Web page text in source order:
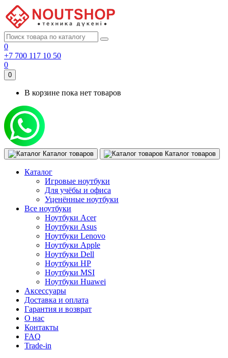
0
+7 700 117 10 50
0
0
В корзине пока нет товаров
Каталог товаров Каталог товаров
Каталог
Игровые ноутбуки
Для учёбы и офиса
Уценённые ноутбуки
Все ноутбуки
Ноутбуки Acer
Ноутбуки Asus
Ноутбуки Lenovo
Ноутбуки Apple
Ноутбуки Dell
Ноутбуки HP
Ноутбуки MSI
Ноутбуки Huawei
Аксессуары
Доставка и оплата
Гарантия и возврат
О нас
Контакты
FAQ
Trade-in